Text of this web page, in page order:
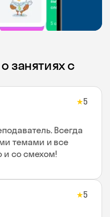
занятиях с
★5
Всегда
темами и все
и со смехом!
★5